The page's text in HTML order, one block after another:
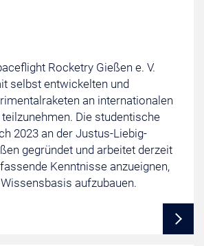
Rocketry Gießen e. V.
selbst entwickelten und
an internationalen
Die studentische
2023 an der Justus-Liebig-
gegründet und arbeitet derzeit
Kenntnisse anzueignen,
aufzubauen.